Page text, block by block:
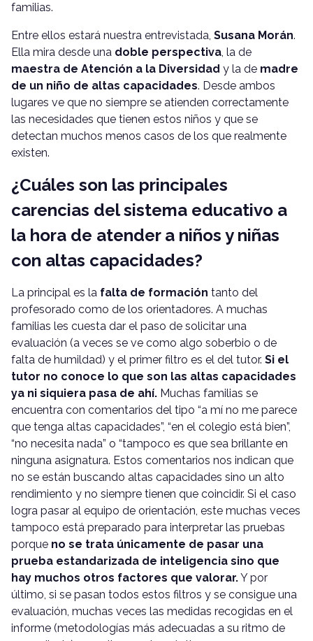
familias.
Entre ellos estará nuestra entrevistada, Susana Morán.
Ella mira desde una doble perspectiva, la de
maestra de Atención a la Diversidad y la de madre
de un niño de altas capacidades. Desde ambos
lugares ve que no siempre se atienden correctamente
las necesidades que tienen estos niños y que se
detectan muchos menos casos de los que realmente
existen.
¿Cuáles son las principales
carencias del sistema educativo a
la hora de atender a niños y niñas
con altas capacidades?
La principal es la falta de formación tanto del
profesorado como de los orientadores. A muchas
familias les cuesta dar el paso de solicitar una
evaluación (a veces se ve como algo soberbio o de
falta de humildad) y el primer filtro es el del tutor. Si el
tutor no conoce lo que son las altas capacidades
ya ni siquiera pasa de ahí. Muchas familias se
encuentra con comentarios del tipo “a mí no me parece
que tenga altas capacidades”, “en el colegio está bien”,
“no necesita nada” o “tampoco es que sea brillante en
ninguna asignatura. Estos comentarios nos indican que
no se están buscando altas capacidades sino un alto
rendimiento y no siempre tienen que coincidir. Si el caso
logra pasar al equipo de orientación, este muchas veces
tampoco está preparado para interpretar las pruebas
porque no se trata únicamente de pasar una
prueba estandarizada de inteligencia sino que
hay muchos otros factores que valorar.Y por
último, si se pasan todos estos filtros y se consigue una
evaluación, muchas veces las medidas recogidas en el
informe (metodologías más adecuadas a su ritmo de